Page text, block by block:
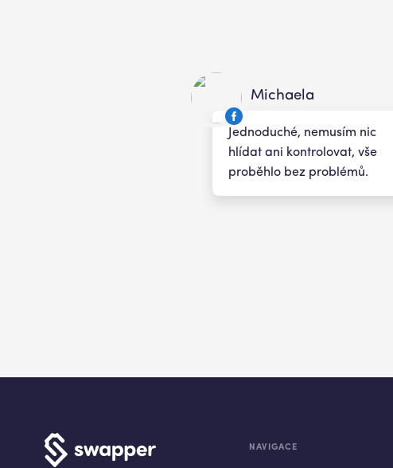
Michaela
Jednoduché, nemusím nic
hlídat ani kontrolovat, vše
proběhlo bez problémů.
NAVIGACE